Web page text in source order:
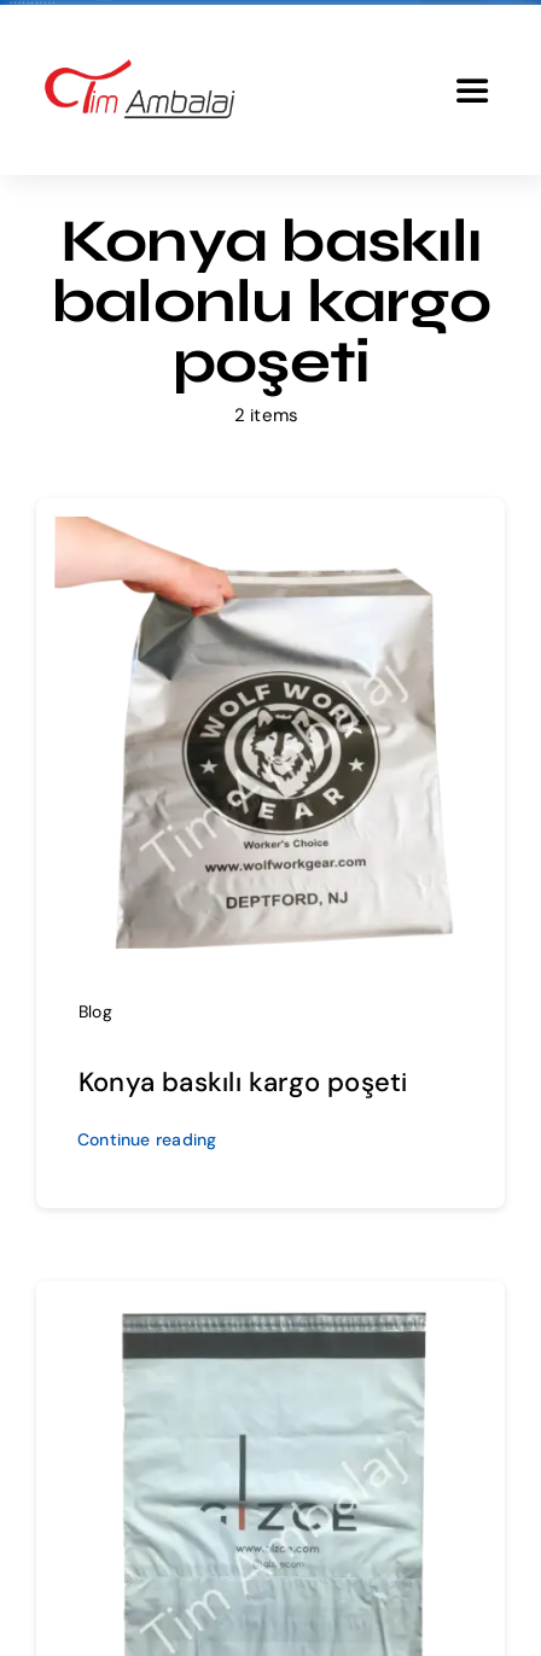
content
Toggle
Baskılı Poşet
İmalat
Konya baskılı
balonlu kargo
poşeti
2 items
Blog
Konya baskılı kargo poşeti
Continue reading